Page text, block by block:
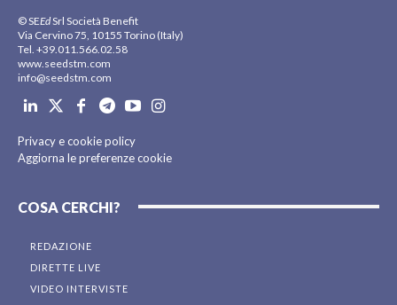
© SEEdSrl Società Benefit
Via Cervino 75, 10155 Torino (Italy)
Tel. +39.011.566.02.58
www.seedstm.com
info@seedstm.com
Privacy e cookie policy
Aggiorna le preferenze cookie
COSA CERCHI?
REDAZIONE
DIRETTE LIVE
VIDEO INTERVISTE